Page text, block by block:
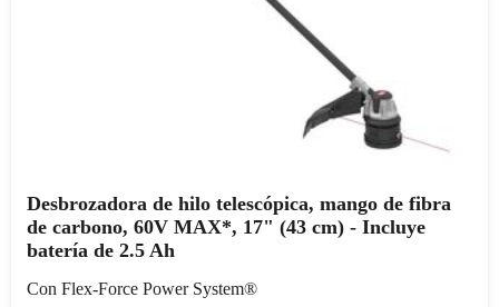
Desbrozadora de hilo telescópica, mango de fibra
de carbono, 60V MAX*, 17" (43 cm) - Incluye
batería de 2.5 Ah
Con Flex-Force Power System®